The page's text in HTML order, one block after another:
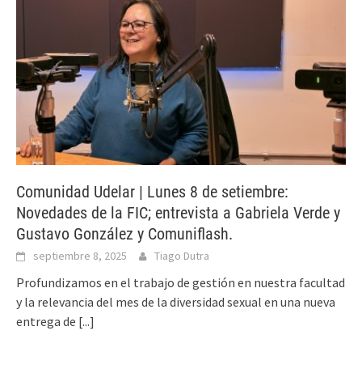
Comunidad Udelar | Lunes 8 de setiembre:
Novedades de la FIC; entrevista a Gabriela Verde y
Gustavo González y Comuniflash.
septiembre 8, 2025 Tiago Dutra
Profundizamos en el trabajo de gestión en nuestra facultad
y la relevancia del mes de la diversidad sexual en una nueva
entrega de [...]